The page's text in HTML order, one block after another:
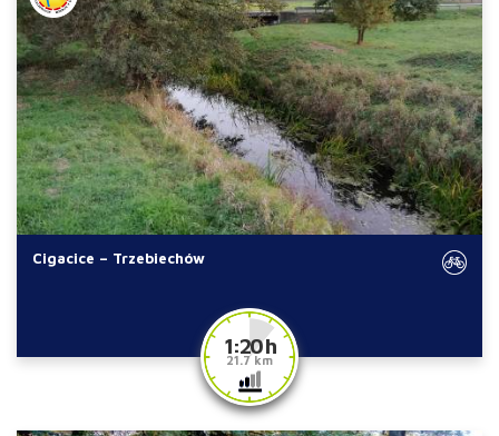
Cigacice – Trzebiechów
1:20 h
21.7 km